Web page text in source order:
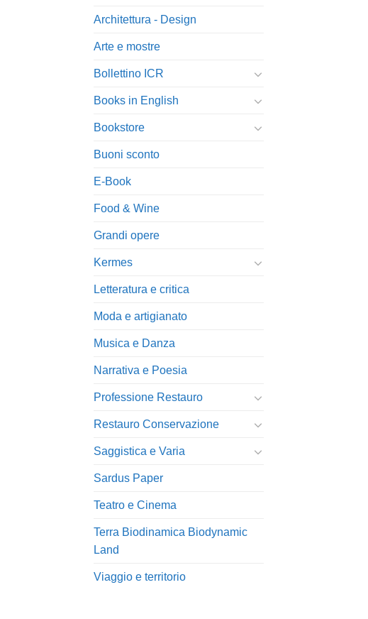
Architettura - Design
Arte e mostre
Bollettino ICR
Books in English
Bookstore
Buoni sconto
E-Book
Food & Wine
Grandi opere
Kermes
Letteratura e critica
Moda e artigianato
Musica e Danza
Narrativa e Poesia
Professione Restauro
Restauro Conservazione
Saggistica e Varia
Sardus Paper
Teatro e Cinema
Terra Biodinamica Biodynamic
Land
Viaggio e territorio